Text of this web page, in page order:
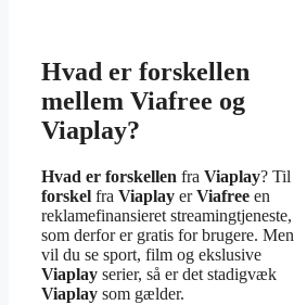
Hvad er forskellen
mellem Viafree og
Viaplay?
Hvad er forskellen fra Viaplay? Til
forskel fra Viaplay erViafree en
reklamefinansieret streamingtjeneste,
som derfor er gratis for brugere. Men
vil du se sport, film og ekslusive
Viaplay serier, så er det stadigvæk
Viaplay som gælder.